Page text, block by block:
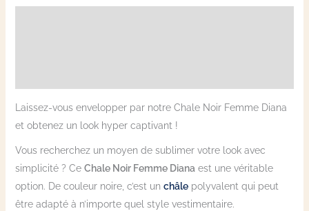
Laissez-vous envelopper par notre Chale Noir Femme Diana
et obtenez un look hyper captivant !
Vous recherchez un moyen de sublimer votre look avec
simplicité ? Ce Chale Noir Femme Diana est une véritable
option. De couleur noire, c’est un châlepolyvalent qui peut
être adapté à n’importe quel style vestimentaire.